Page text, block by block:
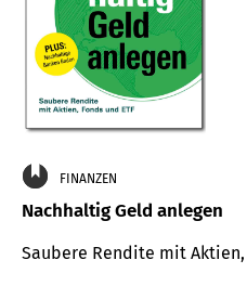
FINANZEN
Nachhaltig Geld anlegen
Saubere Rendite mit Aktien,